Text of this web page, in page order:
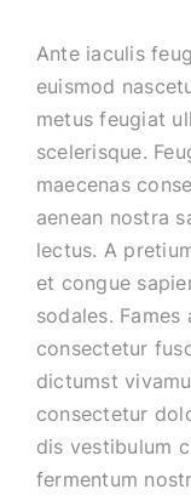
Ante iaculis
euismod
metus feugiat
scelerisque.
maecenas
aenean nostra
lectus. A
et congue
sodales.
consectetur
dictumst
consectetur
dis vestibulum
fermentum